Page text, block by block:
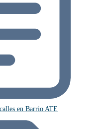
en Barrio ATE